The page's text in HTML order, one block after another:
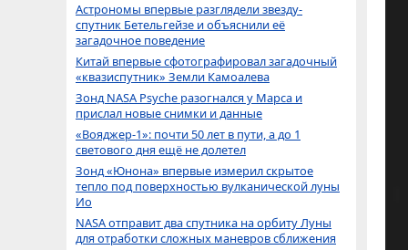
Астрономы впервые разглядели звезду-
спутник Бетельгейзе и объяснили её
загадочное поведение
Китай впервые сфотографировал загадочный
«квазиспутник» Земли Камоалева
Зонд NASA Psyche разогнался у Марса и
прислал новые снимки и данные
«Вояджер-1»: почти 50 лет в пути, а до 1
светового дня ещё не долетел
Зонд «Юнона» впервые измерил скрытое
тепло под поверхностью вулканической луны
Ио
NASA отправит два спутника на орбиту Луны
для отработки сложных маневров сближения